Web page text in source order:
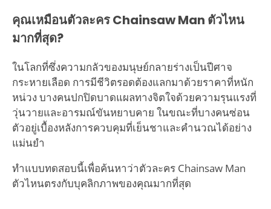
คุณเหมือนตัวละคร Chainsaw Man ตัวไหน
มากที่สุด?
ในโลกที่ซึ่งความกลัวของมนุษย์กลายร่างเป็นปีศาจ
กระหายเลือด การมีชีวิตรอดต้องแลกมาด้วยราคาที่หนัก
หน่วง บางคนปกปิดบาดแผลทางจิตใจด้วยความรุนแรงที่
วุ่นวายและอารมณ์ขันหยาบคาย ในขณะที่บางคนซ่อน
ตัวอยู่เบื้องหลังการควบคุมที่เย็นชาและคำนวณได้อย่าง
แม่นยำ
ทำแบบทดสอบนี้เพื่อค้นหาว่าตัวละคร Chainsaw Man
ตัวไหนตรงกับบุคลิกภาพของคุณมากที่สุด